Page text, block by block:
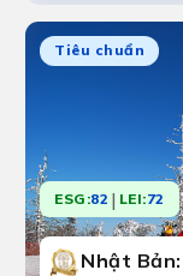
Tiêu chuẩn
ESG:82 | LEI:72
Nhật